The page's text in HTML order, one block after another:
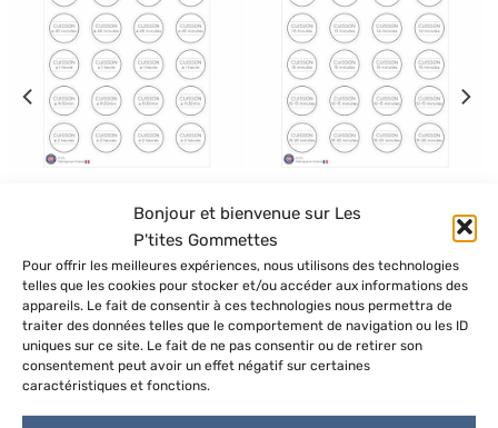
Bonjour et bienvenue sur Les
P'tites Gommettes
Pour offrir les meilleures expériences, nous utilisons des technologies
telles que les cookies pour stocker et/ou accéder aux informations des
appareils. Le fait de consentir à ces technologies nous permettra de
traiter des données telles que le comportement de navigation ou les ID
uniques sur ce site. Le fait de ne pas consentir ou de retirer son
consentement peut avoir un effet négatif sur certaines
caractéristiques et fonctions.
peuvent
être
choisies
sur
la
page
peuvent
être
choisies
sur
la
page
cuisson 20 à 2 heures
1.60€
CHOIX DES OPTIONS
Ce
produit
a
plusieurs
variations.
cuisson 11 à 20 minutes
CHOIX DES OPTIONS
Ce
produit
a
plusieurs
LES P’TITES